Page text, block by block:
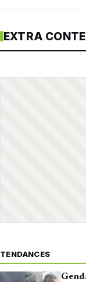
EXTRA
TENDANCES